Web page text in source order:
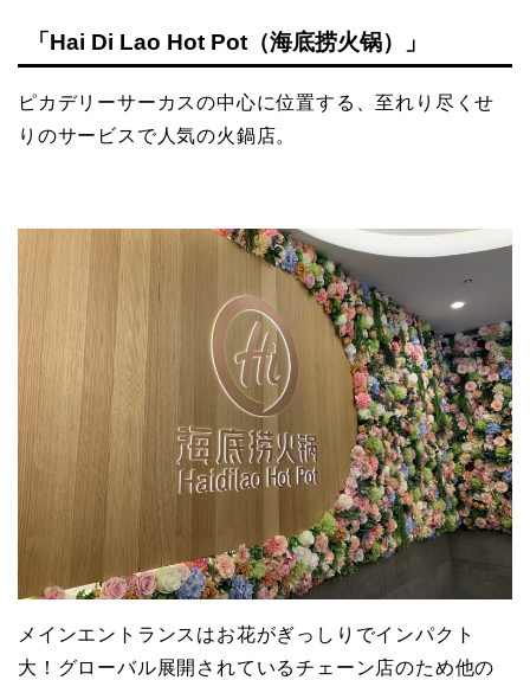
「Hai Di Lao Hot Pot（海底捞火锅）」
ピカデリーサーカスの中心に位置する、至れり尽くせ
りのサービスで人気の火鍋店。
メインエントランスはお花がぎっしりでインパクト
大！グローバル展開されているチェーン店のため他の